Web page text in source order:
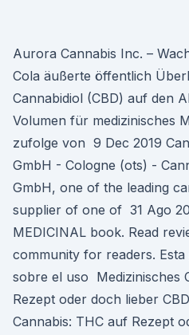
Aurora Cannabis Inc. –
Cola äußerte öffentlich
Cannabidiol (CBD) auf den
Volumen für medizinisches
zufolge von 9 Dec 2019
GmbH - Cologne (ots) -
GmbH, one of the leading
supplier of one of 31 Ago
MEDICINAL book. Read
community for readers.
sobre el uso Medizinisches
Rezept oder doch lieber
Cannabis: THC auf Rezept